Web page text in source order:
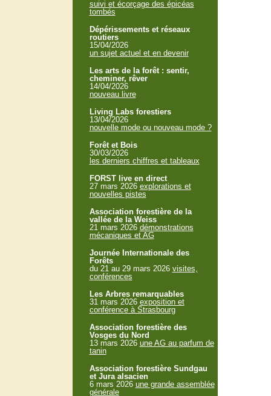
suivi et écorçage des épicéas
tombés
Dépérissements et réseaux
routiers
15/04/2026
un sujet actuel et en devenir
Les arts de la forêt : sentir,
cheminer, rêver
14/04/2026
nouveau livre
Living Labs forestiers
13/04/2026
nouvelle mode ou nouveau mode ?
Forêt et Bois
30/03/2026
les derniers chiffres et tableaux
FORST live en direct
27 mars 2026 explorations et
nouvelles pistes
Association forestière de la
vallée de la Weiss
21 mars 2026 démonstrations
mécaniques et AG
Journée Internationale des
Forêts
du 21 au 29 mars 2026 visites,
conférences
Les Arbres remarquables
31 mars 2026 exposition et
conférence à Strasbourg
Association forestière des
Vosges du Nord
13 mars 2026 une AG au parfum de
tanin
Association forestière Sundgau
et Jura alsacien
6 mars 2026 une grande assemblée
générale